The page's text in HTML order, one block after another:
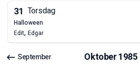
31 Torsdag
halloween
Edit, Edgar
September Oktober1985